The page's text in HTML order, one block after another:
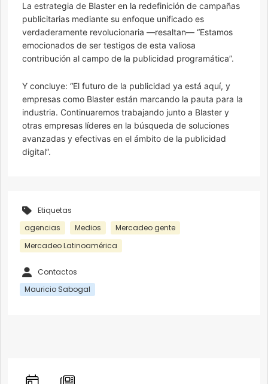
La estrategia de Blaster en la redefinición de campañas
publicitarias mediante su enfoque unificado es
verdaderamente revolucionaria —resaltan— “Estamos
emocionados de ser testigos de esta valiosa
contribución al campo de la publicidad programática”.
Y concluye: “El futuro de la publicidad ya está aquí, y
empresas como Blaster están marcando la pauta para la
industria. Continuaremos trabajando junto a Blaster y
otras empresas líderes en la búsqueda de soluciones
avanzadas y efectivas en el ámbito de la publicidad
digital”.
Etiquetas
agencias
Medios
Mercadeo gente
Mercadeo Latinoamérica
Contactos
Mauricio Sabogal